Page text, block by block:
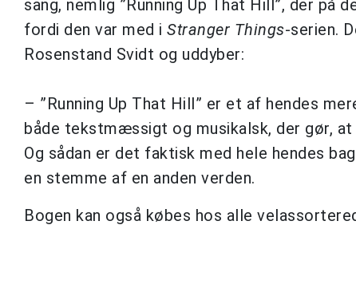
sang, nemlig ”Running Up That Hill”, der på
fordi den var med i Stranger Things-serien.
Rosenstand Svidt og uddyber:
– ”Running Up That Hill” er et af hendes
både tekstmæssigt og musikalsk, der gør, at
Og sådan er det faktisk med hele hendes
en stemme af en anden verden.
Bogen kan også købes hos alle